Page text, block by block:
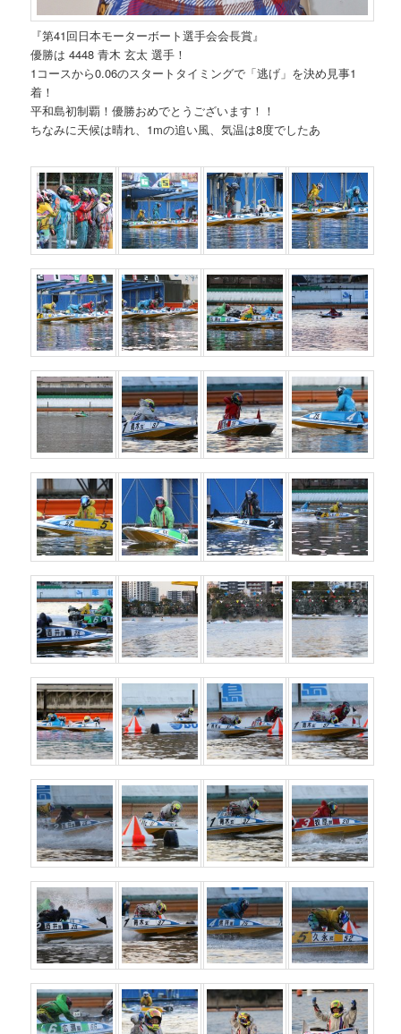
『第41回日本モーターボート選手会会長賞』
優勝は 4448 青木 玄太 選手！
1コースから0.06のスタートタイミングで「逃げ」を決め見事1
着！
平和島初制覇！優勝おめでとうございます！！
ちなみに天候は晴れ、1mの追い風、気温は8度でしたあ